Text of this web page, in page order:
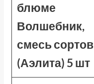
блюме
Волшебник,
смесь сортов
(Аэлита) 5 шт